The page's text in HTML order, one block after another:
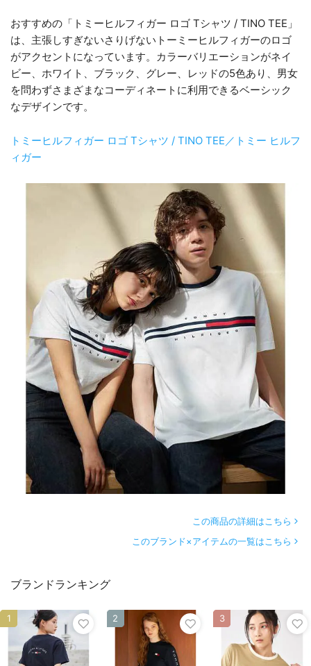
おすすめの「トミーヒルフィガー ロゴ Tシャツ / TINO TEE」
は、主張しすぎないさりげないトーミーヒルフィガーのロゴ
がアクセントになっています。カラーバリエーションがネイ
ビー、ホワイト、ブラック、グレー、レッドの5色あり、男女
を問わずさまざまなコーディネートに利用できるベーシック
なデザインです。
トミーヒルフィガー ロゴ Tシャツ / TINO TEE／トミー ヒルフ
ィガー
この商品の詳細はこちら
このブランド×アイテムの一覧はこちら
ブランドランキング
1 2 3